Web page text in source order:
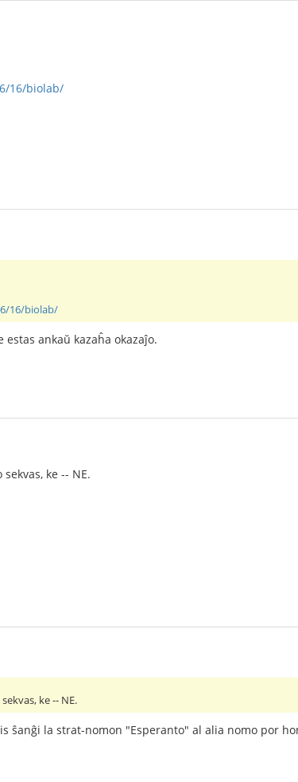
16/biolab/
16/biolab/
ankaŭ kazaĥa okazaĵo.
ke -- NE.
ke -- NE.
ŝanĝi la strat-nomon "Esperanto" al alia nomo por